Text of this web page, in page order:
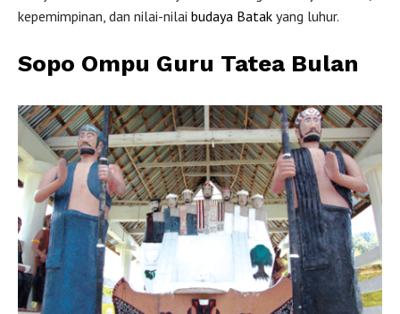
kepemimpinan, dan nilai-nilai budaya Batak yang luhur.
Sopo Ompu Guru Tatea Bulan